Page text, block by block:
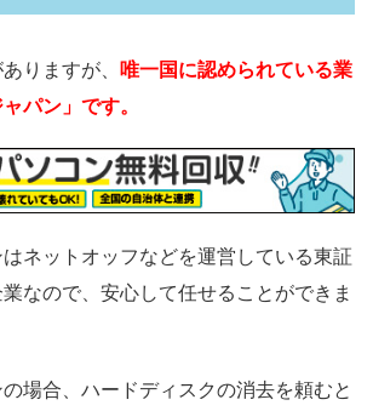
りますが、 唯一国に認められている業
パン」です。
ネットオッフなどを運営している東証
なので、安心して任せることができま
場合、ハードディスクの消去を頼むと